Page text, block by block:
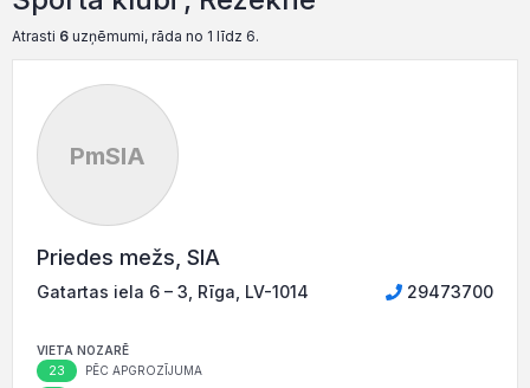
Atrasti 6 uzņēmumi, rāda no 1 līdz 6.
PmSIA
Priedes mežs, SIA
Gatartas iela 6 – 3, Rīga, LV-1014 29473700
VIETA NOZARĒ
23 PĒC APGROZĪJUMA